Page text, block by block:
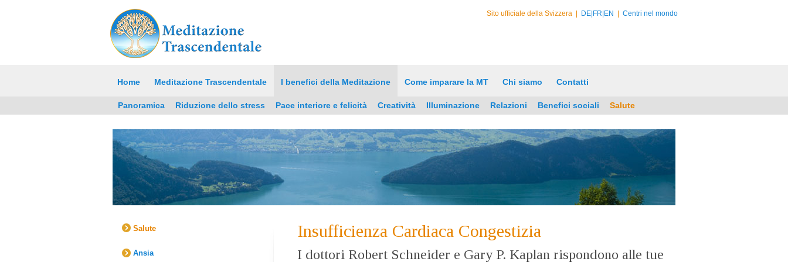
Centri nel mondo
DE| FR| EN
Sito ufficiale della Svizzera
Home Meditazione Trascendentale I benefici della Meditazione Come imparare la MT Chi siamo Contatti
Panoramica Riduzione dello stress Pace interiore e felicità Creatività Illuminazione Relazioni Benefici sociali Salute
Salute
Ansia
Insufficienza Cardiaca Congestizia
I dottori Robert Schneider e Gary P. Kaplan rispondono alle tue